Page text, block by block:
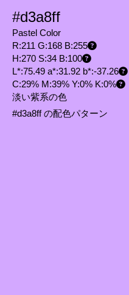
#d3a8ff
Pastel Color
R:211 G:168 B:255
H:270 S:34 B:100
L*:75.49 a*:31.92 b*:-37.26
C:29% M:39% Y:0% K:0%
淡い紫系の色
#d3a8ff の配色パターン